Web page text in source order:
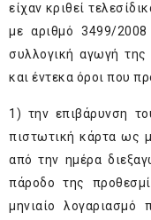
είχαν κριθεί
με αριθμό 3499/
συλλογική αγωγή
και έντεκα όροι που
1) την επιβάρυνση
πιστωτική κάρτα ως
από την ημέρα
πάροδο της
μηνιαίο λογαριασμό